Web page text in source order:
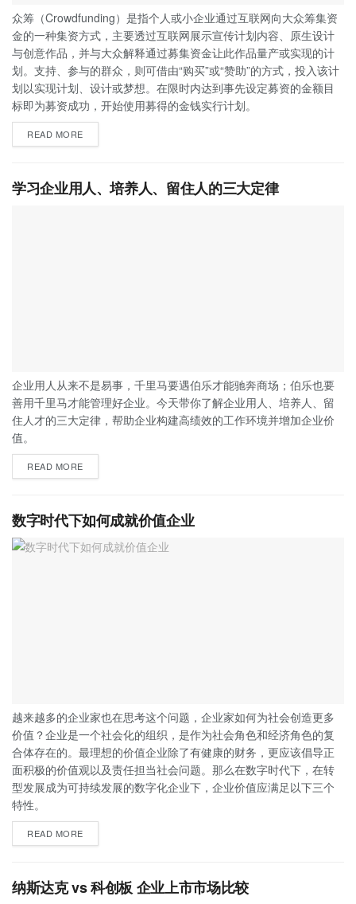
众筹（Crowdfunding）是指个人或小企业通过互联网向大众筹集资
金的一种集资方式，主要透过互联网展示宣传计划内容、原生设计
与创意作品，并与大众解释通过募集资金让此作品量产或实现的计
划。支持、参与的群众，则可借由“购买”或“赞助”的方式，投入该计
划以实现计划、设计或梦想。在限时内达到事先设定募资的金额目
标即为募资成功，开始使用募得的金钱实行计划。
READ MORE
学习企业用人、培养人、留住人的三大定律
企业用人从来不是易事，千里马要遇伯乐才能驰奔商场；伯乐也要
善用千里马才能管理好企业。今天带你了解企业用人、培养人、留
住人才的三大定律，帮助企业构建高绩效的工作环境并增加企业价
值。
READ MORE
数字时代下如何成就价值企业
越来越多的企业家也在思考这个问题，企业家如何为社会创造更多
价值？企业是一个社会化的组织，是作为社会角色和经济角色的复
合体存在的。最理想的价值企业除了有健康的财务，更应该倡导正
面积极的价值观以及责任担当社会问题。那么在数字时代下，在转
型发展成为可持续发展的数字化企业下，企业价值应满足以下三个
特性。
READ MORE
纳斯达克 vs 科创板 企业上市市场比较